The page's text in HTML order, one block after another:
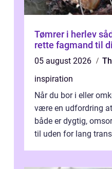
Tømrer i herlev sådan vælger du den
rette fagmand til
05 august 2026
inspiration
Når du bor i eller
være en udfordring
både er dygtig,
til uden for lang